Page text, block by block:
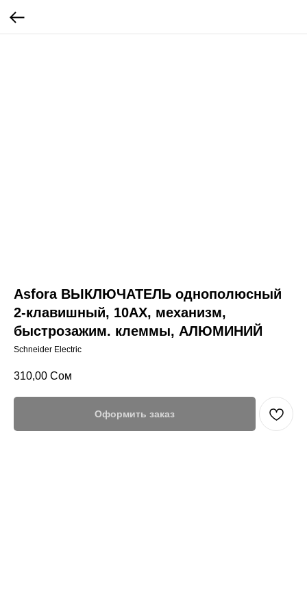
Asfora ВЫКЛЮЧАТЕЛЬ однополюсный
2-клавишный, 10AX, механизм,
быстрозажим. клеммы, АЛЮМИНИЙ
Schneider Electric
310,00 Сом
Оформить заказ